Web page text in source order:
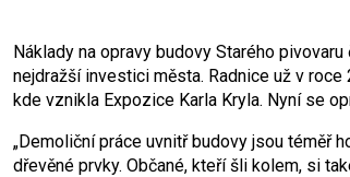
Náklady na opravy budovy Starého
nejdražší investici města. Radnice už v
kde vznikla Expozice Karla Kryla. Nyní se
„Demoliční práce uvnitř budovy jsou téměř
dřevěné prvky. Občané, kteří šli kolem, si